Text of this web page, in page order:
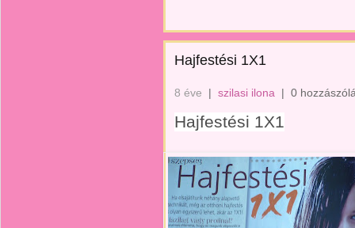
Hajfestési 1X1
8 éve | szilasi ilona | 0
Hajfestési 1X1